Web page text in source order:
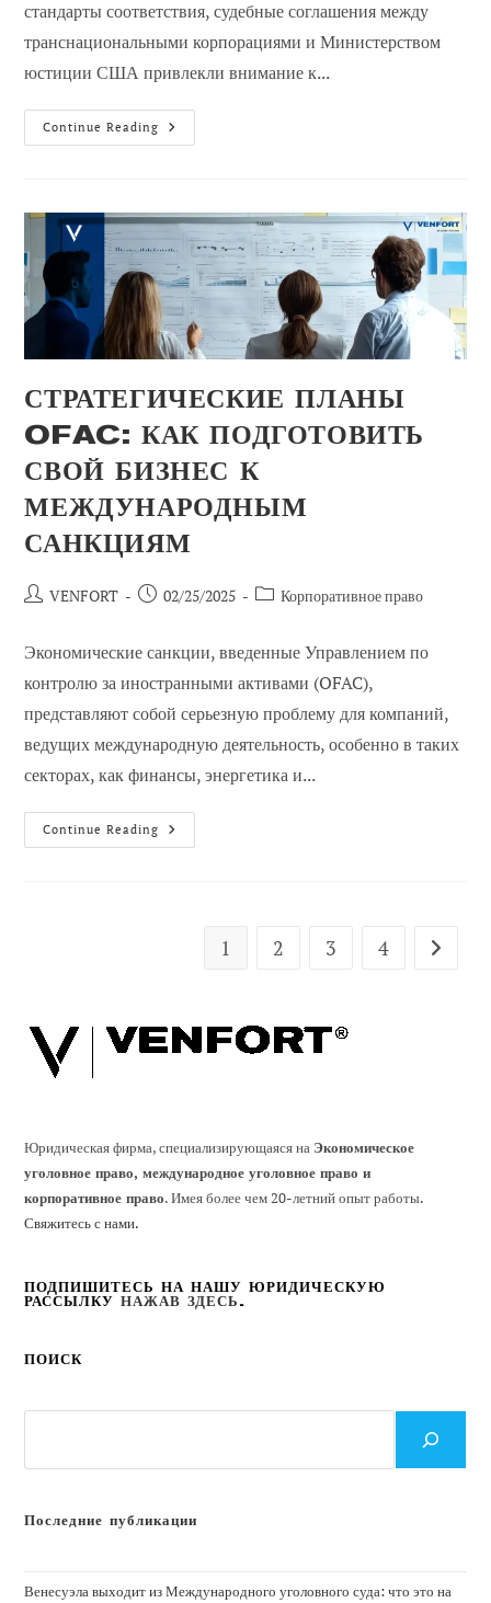
стандарты соответствия, судебные соглашения между
транснациональными корпорациями и Министерством
юстиции США привлекли внимание к...
Continue Reading Стратегии
Урегулирования
Юстиции
СТРАТЕГИЧЕСКИЕ ПЛАНЫ
OFAC: КАК ПОДГОТОВИТЬ
СВОЙ БИЗНЕС К
МЕЖДУНАРОДНЫМ
САНКЦИЯМ
АвторVENFORT
Сообщение
02/25/2025
Категория
Корпоративное право
Экономические санкции, введенные Управлением по
контролю за иностранными активами (OFAC),
представляют собой серьезную проблему для компаний,
ведущих международную деятельность, особенно в таких
секторах, как финансы, энергетика и...
Continue Reading Стратегические
Планы
Международным
1 2 3 4
Юридическая фирма, специализирующаяся на Экономическое
уголовное право, международное уголовное право и
корпоративное право. Имея более чем 20-летний опыт работы.
Свяжитесь с нами.
ПОДПИШИТЕСЬ НА НАШУ ЮРИДИЧЕСКУЮ
РАССЫЛКУНАЖАВ ЗДЕСЬ .
ПОИСК
Последние публикации
Венесуэла выходит из Международного уголовного суда: что это на